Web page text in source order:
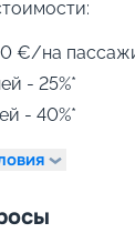
мы
–
ждет лучший
лучшие
€/на
- 25%*
- 40%*